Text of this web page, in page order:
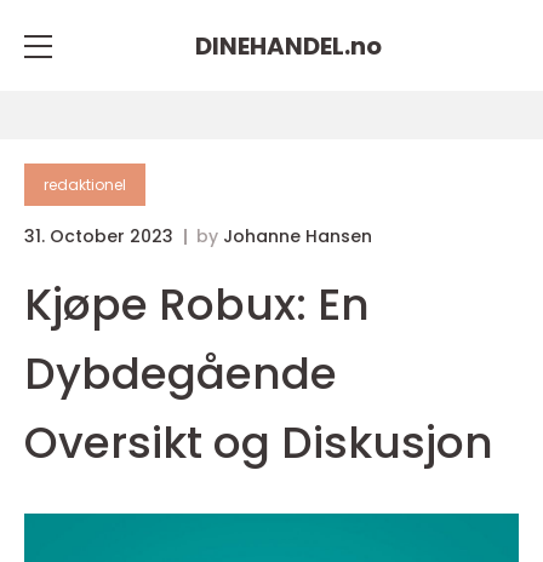
DINEHANDEL.no
redaktionel
31. October 2023 by Johanne Hansen
Kjøpe Robux: En
Dybdegående
Oversikt og Diskusjon